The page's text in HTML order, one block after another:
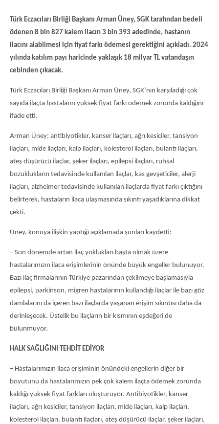
Türk Eczacıları Birliği Başkanı Arman Üney, SGK tarafından bedeli
ödenen 8 bin 827 kalem ilacın 3 bin 393 adedinde, hastanın
ilacını alabilmesi için fiyat farkı ödemesi gerektiğini açıkladı. 2024
yılında katılım payı haricinde yaklaşık 18 milyar TL vatandaşın
cebinden çıkacak.
Türk Eczacıları Birliği Başkanı Arman Üney, SGK’nın karşıladığı çok
sayıda ilaçta hastaların yüksek fiyat farkı ödemek zorunda kaldığını
ifade etti.
Arman Üney; antibiyotikler, kanser ilaçları, ağrı kesiciler, tansiyon
ilaçları, mide ilaçları, kalp ilaçları, kolesterol ilaçları, bulantı ilaçları,
ateş düşürücü ilaçlar, şeker ilaçları, epilepsi ilaçları, ruhsal
bozuklukların tedavisinde kullanılan ilaçlar, kas gevşeticiler, alerji
ilaçları, alzheimer tedavisinde kullanılan ilaçlarda fiyat farkı çıktığını
belirterek, hastaların ilaca ulaşmasında sıkıntı yaşadıklarına dikkat
çekti.
Üney, konuya ilişkin yaptığı açıklamada şunları kaydetti:
– Son dönemde artan ilaç yoklukları başta olmak üzere
hastalarımızın ilaca erişimlerinin önünde büyük engeller bulunuyor.
Bazı ilaç firmalarının Türkiye pazarından çekilmeye başlamasıyla
epilepsi, parkinson, migren hastalarının kullandığı ilaçlar ile bazı göz
damlalarını da içeren bazı ilaçlarda yaşanan erişim sıkıntısı daha da
derinleşecek. Üstelik bu ilaçların bir kısmının eşdeğeri de
bulunmuyor.
HALK SAĞLIĞINI TEHDİT EDİYOR
– Hastalarımızın ilaca erişiminin önündeki engellerin diğer bir
boyutunu da hastalarımızın pek çok kalem ilaçta ödemek zorunda
kaldığı yüksek fiyat farkları oluşturuyor. Antibiyotikler, kanser
ilaçları, ağrı kesiciler, tansiyon ilaçları, mide ilaçları, kalp ilaçları,
kolesterol ilaçları, bulantı ilaçları, ateş düşürücü ilaçlar, şeker ilaçları,